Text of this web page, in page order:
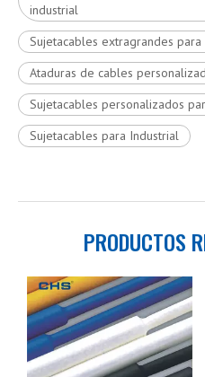
industrial
Sujetacables extragrandes para
Ataduras de cables
Sujetacables personalizados
Sujetacables para Industrial
PRODUCTOS